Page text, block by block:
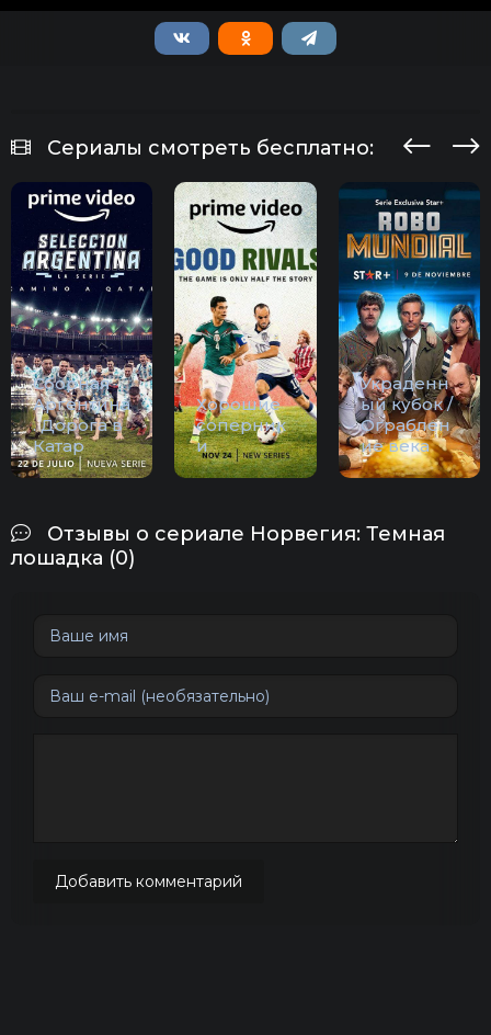
Сериалы смотреть бесплатно:
Сборная
Аргентина
. Дорога в
Катар
Хорошие
соперник
и
Украденн
ый кубок /
Ограблен
ие века
Отзывы о сериале Норвегия: Темная
лошадка (0)
Добавить комментарий